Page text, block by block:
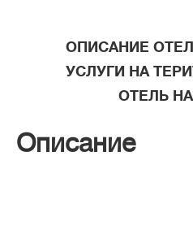
ОПИСАНИЕ
УСЛУГИ НА
ОТЕЛЬ
Описание